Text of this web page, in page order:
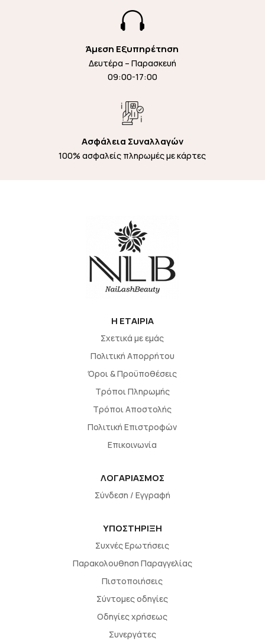

Άμεση Εξυπηρέτηση
Δευτέρα – Παρασκευή
09:00-17:00
Ασφάλεια Συναλλαγών
100% ασφαλείς πληρωμές με κάρτες
H EΤΑΙΡΙΑ
Σχετικά με εμάς
Πολιτική Απορρήτου
Όροι & Προϋποθέσεις
Τρόποι Πληρωμής
Τρόποι Αποστολής
Πολιτική Επιστροφών
Επικοινωνία
ΛΟΓΑΡΙΑΣΜΟΣ
Σύνδεση / Εγγραφή
ΥΠΟΣΤΗΡΙΞΗ
Συχνές Ερωτήσεις
Παρακολουθηση Παραγγελίας
Πιστοποιήσεις
Σύντομες οδηγίες
Οδηγίες χρήσεως
Συνεργάτες